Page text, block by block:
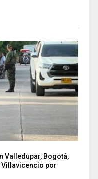
Valledupar, Bogotá,
Villavicencio por